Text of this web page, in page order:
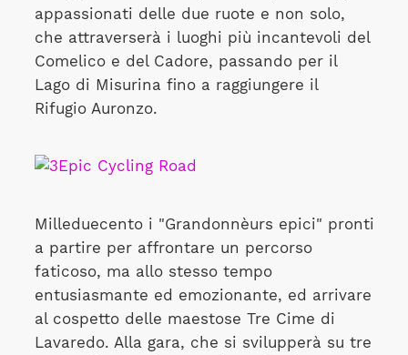
appassionati delle due ruote e non solo,
che attraverserà i luoghi più incantevoli del
Comelico e del Cadore, passando per il
Lago di Misurina fino a raggiungere il
Rifugio Auronzo.
Milleduecento i "Grandonnèurs epici" pronti
a partire per affrontare un percorso
faticoso, ma allo stesso tempo
entusiasmante ed emozionante, ed arrivare
al cospetto delle maestose Tre Cime di
Lavaredo. Alla gara, che si svilupperà su tre